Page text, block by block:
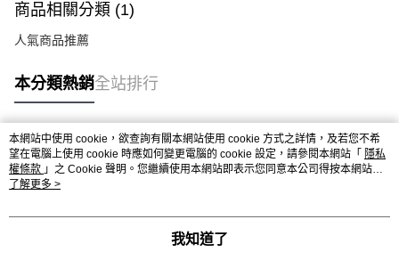
商品相關分類 (1)
人氣商品推薦
本分類熱銷全站排行
熱門標籤
本網站中使用 cookie，欲查詢有關本網站使用 cookie 方式之詳情，及若您不希
望在電腦上使用 cookie 時應如何變更電腦的 cookie 設定，請參閱本網站「 隱私
權條款 」之 Cookie 聲明。您繼續使用本網站即表示您同意本公司得按本網站使
用條款之 Cookie 聲明使用 cookie。
了解更多 >
我知道了